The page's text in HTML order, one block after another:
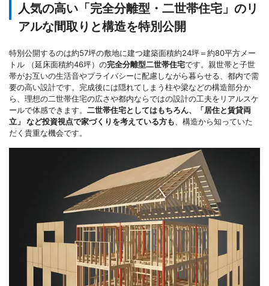
人気の高い「完全分離型・二世帯住宅」のリ
アルな間取りと構造を特別公開
特別公開するのは約57坪の敷地に建つ建築面積約24坪＝約80平方メー
トル （延床面積約46坪）の完全分離型二世帯住宅です。親世帯と子世
帯がお互いの生活音やプライバシーに配慮しながら暮らせる、都内で需
要の高い設計です。完成後には隠れてしまう柱や梁などの構造部分か
ら、理想の二世帯住宅の広さや都内ならではの設計の工夫をリアルスケ
ールで体感できます。 二世帯住宅としてはもちろん、「居住と賃貸両
立」 など投資視点で家づくりを考えている方も 、構造から知っていた
だく貴重な機会です。